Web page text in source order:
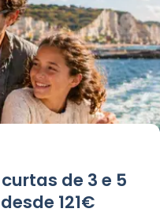
de 3 e 5
121€